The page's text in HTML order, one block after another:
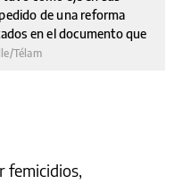
de una reforma
en el documento que
Télam
femicidios,